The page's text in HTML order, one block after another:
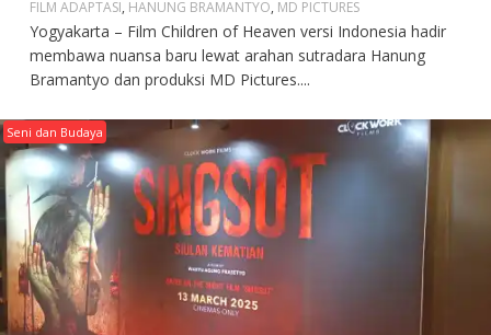
FILM ADAPTASI, HANUNG BRAMANTYO, MD PICTURES
Yogyakarta – Film Children of Heaven versi Indonesia hadir
membawa nuansa baru lewat arahan sutradara Hanung
Bramantyo dan produksi MD Pictures....
Seni dan Budaya